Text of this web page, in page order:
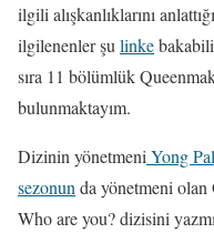
ilgili alışkanlıklarını
ilgilenenler şu linke
sıra 11 bölümlük
bulunmaktayım.
Dizinin yönetmeni Yong Pal
sezonun da yönetmeni olan
Who are you? dizisini